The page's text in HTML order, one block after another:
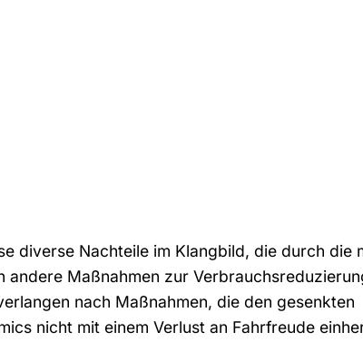
diverse Nachteile im Klangbild, die durch die
Maßnahmen zur
nach Maßnahmen, die den gesenkten
nicht mit einem Verlust an Fahrfreude